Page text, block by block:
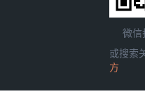
微信
或搜索
方